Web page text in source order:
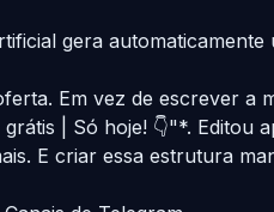
gera
Em vez de escrever
| Só hoje! 👇"*. Editou
E criar essa estrutura